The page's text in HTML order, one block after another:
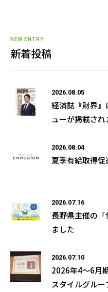
NEW ENTRY
新着投稿
2026.08.05
経済誌『財界
ューが掲載され
2026.08.04
夏季有給取得
2026.07.16
長野県主催の
ました
2026.07.10
2026年4～6月
スタイルグルー